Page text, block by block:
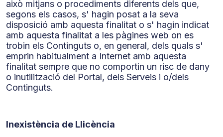
això mitjans o procediments diferents dels que,
segons els casos, s' hagin posat a la seva
disposició amb aquesta finalitat o s' hagin indicat
amb aquesta finalitat a les pàgines web on es
trobin els Continguts o, en general, dels quals s'
emprin habitualment a Internet amb aquesta
finalitat sempre que no comportin un risc de dany
o inutilització del Portal, dels Serveis i o/dels
Continguts.
Inexistència de Llicència